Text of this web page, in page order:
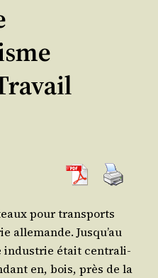
pour trans­ports
alle­mande. Jusqu’au
indus­trie était cen­tra­li­
en, bois, près de la